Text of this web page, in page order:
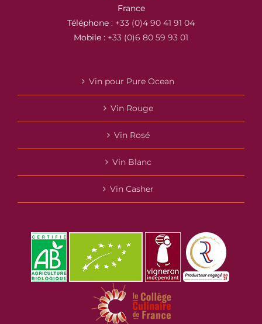
France
Téléphone : +33 (0)4 90 41 91 04
Mobile : +33 (0)6 80 59 93 01
Vin pour Pure Ocean
Vin Rouge
Vin Rosé
Vin Blanc
Vin Casher